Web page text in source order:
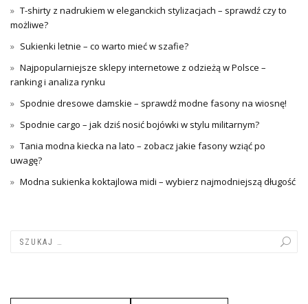
T-shirty z nadrukiem w eleganckich stylizacjach – sprawdź czy to
możliwe?
Sukienki letnie – co warto mieć w szafie?
Najpopularniejsze sklepy internetowe z odzieżą w Polsce –
ranking i analiza rynku
Spodnie dresowe damskie – sprawdź modne fasony na wiosnę!
Spodnie cargo – jak dziś nosić bojówki w stylu militarnym?
Tania modna kiecka na lato – zobacz jakie fasony wziąć po
uwagę?
Modna sukienka koktajlowa midi – wybierz najmodniejszą długość